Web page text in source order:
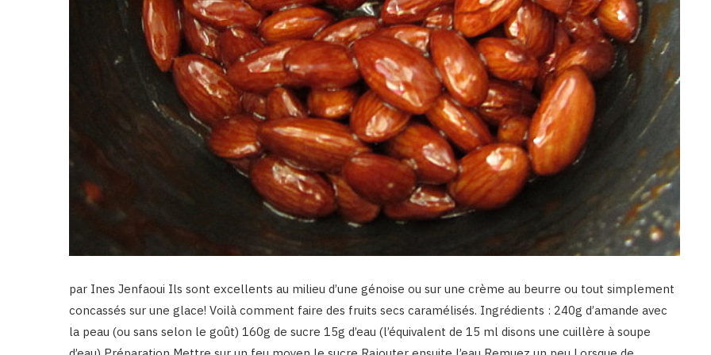
par Ines Jenfaoui Ils sont excellents au milieu d’une génoise ou sur une crème au beurre ou tout simplement
concassés sur une glace! Voilà comment faire des fruits secs caramélisés. Ingrédients : 240g d’amande avec
la peau (ou sans selon le goût) 160g de sucre 15g d’eau (l’équivalent de 15 ml disons une cuillère à soupe